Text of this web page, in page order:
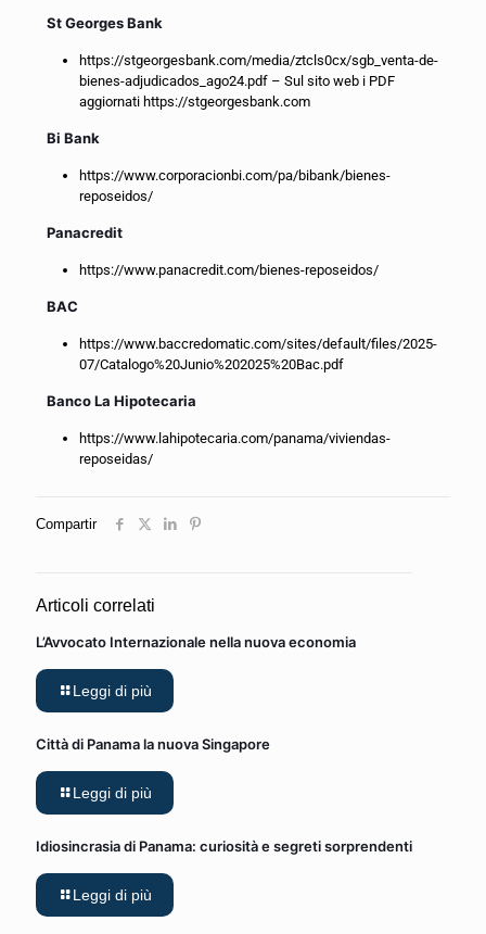
St Georges Bank
https://stgeorgesbank.com/media/ztcls0cx/sgb_venta-de-
bienes-adjudicados_ago24.pdf – Sul sito web i PDF
aggiornati https://stgeorgesbank.com
Bi Bank
https://www.corporacionbi.com/pa/bibank/bienes-
reposeidos/
Panacredit
https://www.panacredit.com/bienes-reposeidos/
BAC
https://www.baccredomatic.com/sites/default/files/2025-
07/Catalogo%20Junio%202025%20Bac.pdf
Banco La Hipotecaria
https://www.lahipotecaria.com/panama/viviendas-
reposeidas/
Compartir
Articoli correlati
L’Avvocato Internazionale nella nuova economia
Leggi di più
Città di Panama la nuova Singapore
Leggi di più
Idiosincrasia di Panama: curiosità e segreti sorprendenti
Leggi di più